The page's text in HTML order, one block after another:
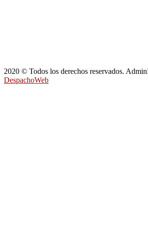
2020 © Todos los derechos reservados.
DespachoWeb